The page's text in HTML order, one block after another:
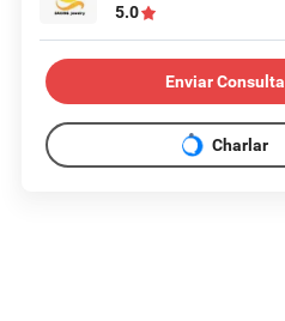
5.0
Enviar Consulta
Charlar